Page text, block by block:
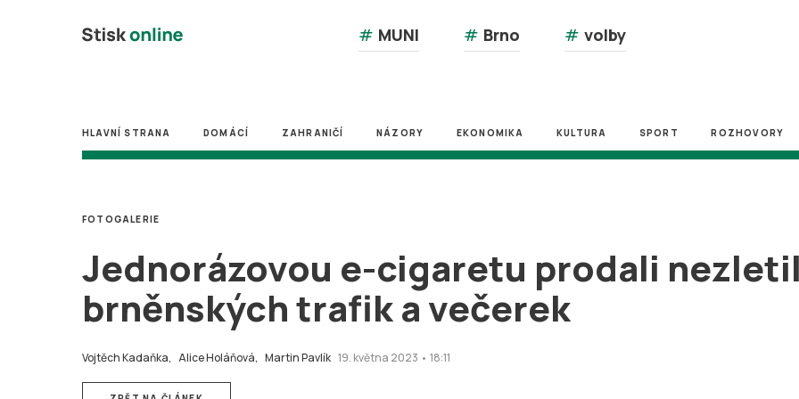
# MUNI # Brno # volby
HLAVNÍ STRANA DOMÁCÍ ZAHRANIČÍ NÁZORY EKONOMIKA KULTURA SPORT ROZHOVORY
Jednorázovou e-cigaretu prodali
brněnských trafik a večerek
Vojtěch Kadaňka, Alice Holáňová, Martin Pavlík 19. května 2023 • 18:11
FOTOGALERIE